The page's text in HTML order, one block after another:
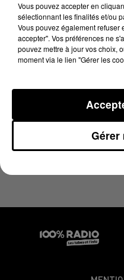
7 mars 2025 - 4 min 19
LES INFOS DU
Vous pouvez accepter en
sélectionnant les finalités et/ou
Vous pouvez également
accepter". Vos préférences ne
pouvez mettre à jour vos choix,
moment via le lien "Gérer les
Gérer